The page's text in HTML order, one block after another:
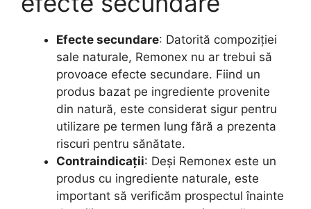
Efecte secundare: Datorită compoziției
sale naturale, Remonex nu ar trebui să
provoace efecte secundare. Fiind un
produs bazat pe ingrediente provenite
din natură, este considerat sigur pentru
utilizare pe termen lung fără a prezenta
riscuri pentru sănătate.
Contraindicații: Deși Remonex este un
produs cu ingrediente naturale, este
important să verificăm prospectul înainte